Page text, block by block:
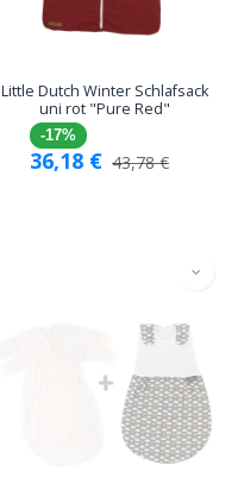
Little Dutch Winter Schlafsack
uni rot "Pure Red"
-17%
36,18 € 43,78€